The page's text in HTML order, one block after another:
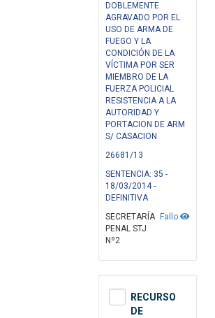
DOBLEMENTE
AGRAVADO POR EL
USO DE ARMA DE
FUEGO Y LA
CONDICIÓN DE LA
VÍCTIMA POR SER
MIEMBRO DE LA
FUERZA POLICIAL
RESISTENCIA A LA
AUTORIDAD Y
PORTACION DE ARM
S/ CASACION
26681/13
SENTENCIA: 35 -
18/03/2014 -
DEFINITIVA
Fallo
SECRETARÍA
PENAL STJ
Nº2
RECURSO
DE